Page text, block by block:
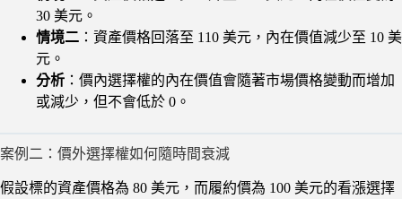
30 美元。
情境二 ：資產價格回落至 110 美元，內在價值減少至 10 美
元。
分析 ：價內選擇權的內在價值會隨著市場價格變動而增加
或減少，但不會低於 0。
案例二：價外選擇權如何隨時間衰減
假設標的資產價格為 80 美元，而履約價為 100 美元的看漲選擇